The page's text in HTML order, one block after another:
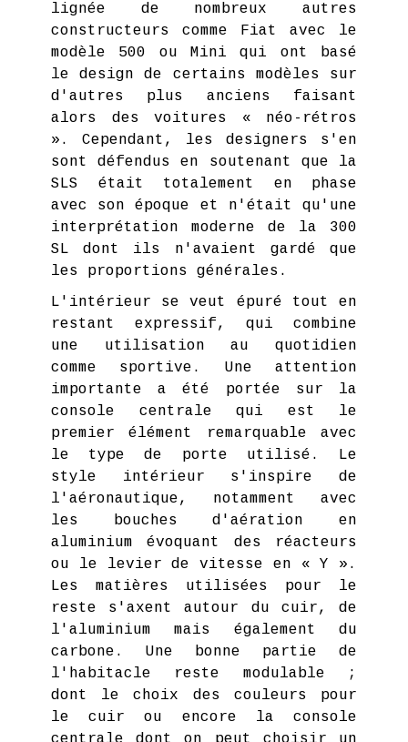
lignée de nombreux autres
constructeurs comme Fiat avec le
modèle 500 ou Mini qui ont basé
le design de certains modèles sur
d'autres plus anciens faisant
alors des voitures « néo-rétros
». Cependant, les designers s'en
sont défendus en soutenant que la
SLS était totalement en phase
avec son époque et n'était qu'une
interprétation moderne de la 300
SL dont ils n'avaient gardé que
les proportions générales.
L'intérieur se veut épuré tout en
restant expressif, qui combine
une utilisation au quotidien
comme sportive. Une attention
importante a été portée sur la
console centrale qui est le
premier élément remarquable avec
le type de porte utilisé. Le
style intérieur s'inspire de
l'aéronautique, notamment avec
les bouches d'aération en
aluminium évoquant des réacteurs
ou le levier de vitesse en « Y ».
Les matières utilisées pour le
reste s'axent autour du cuir, de
l'aluminium mais également du
carbone. Une bonne partie de
l'habitacle reste modulable ;
dont le choix des couleurs pour
le cuir ou encore la console